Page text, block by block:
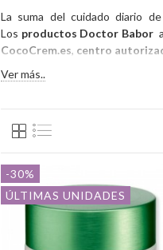
La suma del cuidado diario
Los productos Doctor Babor
CocoCrem.es, centro
Ver más..
-30%
ÚLTIMAS UNIDADES